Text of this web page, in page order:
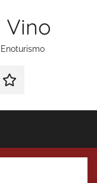
Vino
Contacto